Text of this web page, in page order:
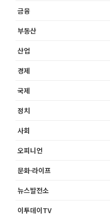
금융
부동산
산업
경제
국제
정치
사회
오피니언
문화·라이프
뉴스발전소
이투데이TV